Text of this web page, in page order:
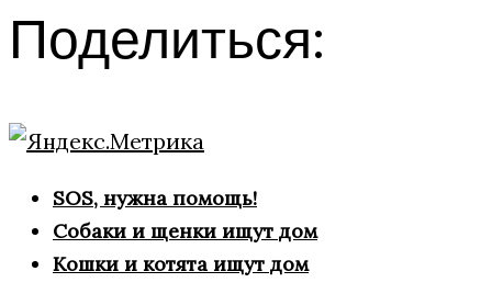
Поделиться:
SOS, нужна помощь!
Собаки и щенки ищут дом
Кошки и котята ищут дом